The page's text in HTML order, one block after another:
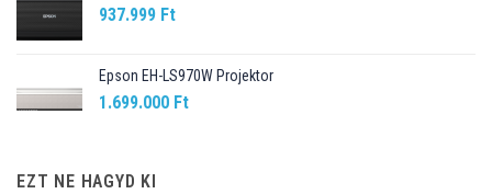
937.999 Ft
Epson EH-LS970W Projektor
1.699.000 Ft
EZT NE HAGYD KI